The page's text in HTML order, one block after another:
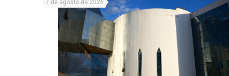
7 de agosto de 2026